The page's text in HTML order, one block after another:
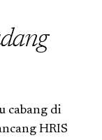
cabang di
HRIS